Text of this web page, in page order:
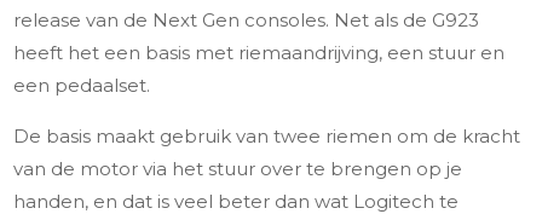
release van de Next Gen consoles. Net als de G923
heeft het een basis met riemaandrijving, een stuur en
een pedaalset.
De basis maakt gebruik van twee riemen om de kracht
van de motor via het stuur over te brengen op je
handen, en dat is veel beter dan wat Logitech te